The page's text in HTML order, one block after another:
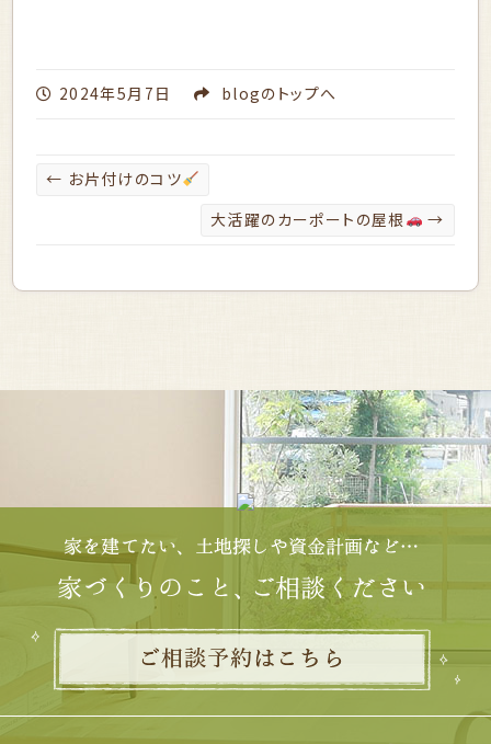
2024年5月7日 blogのトップへ
← お片付けのコツ
大活躍のカーポートの屋根
→